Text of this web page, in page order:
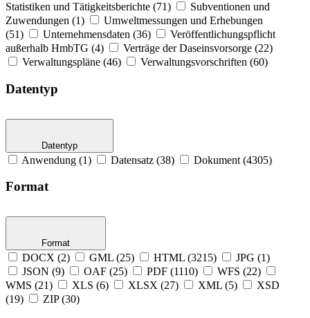
Statistiken und Tätigkeitsberichte (71)
Subventionen und
Zuwendungen (1)
Umweltmessungen und Erhebungen
(51)
Unternehmensdaten (36)
Veröffentlichungspflicht
außerhalb HmbTG (4)
Verträge der Daseinsvorsorge (22)
Verwaltungspläne (46)
Verwaltungsvorschriften (60)
Datentyp
Datentyp
Anwendung (1) Datensatz (38) Dokument (4305)
Format
Format
DOCX (2) GML (25) HTML (3215)
JPG (1)
JSON (9)
OAF (25) PDF (1110)
WFS (22)
WMS (21)
XLS (6) XLSX (27) XML (5)
XSD
(19)
ZIP (30)